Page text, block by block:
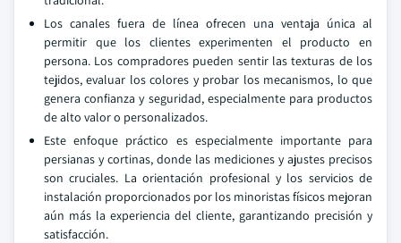
Los canales fuera de línea ofrecen una ventaja única al
permitir que los clientes experimenten el producto en
persona. Los compradores pueden sentir las texturas de los
tejidos, evaluar los colores y probar los mecanismos, lo que
genera confianza y seguridad, especialmente para productos
de alto valor o personalizados.
Este enfoque práctico es especialmente importante para
persianas y cortinas, donde las mediciones y ajustes precisos
son cruciales. La orientación profesional y los servicios de
instalación proporcionados por los minoristas físicos mejoran
aún más la experiencia del cliente, garantizando precisión y
satisfacción.